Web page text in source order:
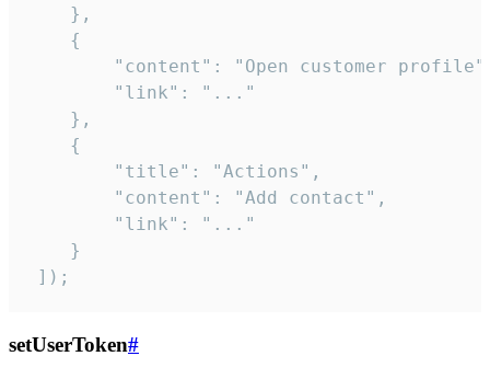
    },
    {
"content": "Open customer
        "link": "..."
    },
    {
        "title": "Actions",
        "content": "Add contact",
        "link": "..."
    }
]);
setUserToken#